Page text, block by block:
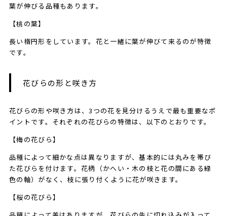
葉が伸びる品種もあります。
【桃の葉】
長い楕円形をしています。花と一緒に葉が伸びて来るのが特徴
です。
花びらの形と咲き方
花びらの形や咲き方は、3つの花を見分けるうえで最も重要なポ
イントです。それぞれの花びらの特徴は、以下のとおりです。
【梅の花びら】
品種によって細かな点は異なりますが、基本的には丸みを帯び
た花びらを付けます。花柄（かへい・木の枝と花の間にある緑
色の軸）がなく、枝に張り付くように花が咲きます。
【桜の花びら】